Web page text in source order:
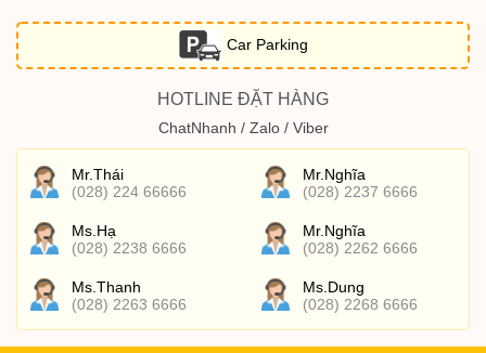
Car Parking
HOTLINE ĐẶT HÀNG
ChatNhanh / Zalo / Viber
Mr.Thái
(028) 224 66666
Mr.Nghĩa
(028) 2237 6666
Ms.Hạ
(028) 2238 6666
Mr.Nghĩa
(028) 2262 6666
Ms.Thanh
(028) 2263 6666
Ms.Dung
(028) 2268 6666